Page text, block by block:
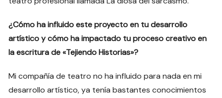
¿Cómo ha influido este proyecto en tu desarrollo
artístico y cómo ha impactado tu proceso creativo en
la escritura de «Tejiendo Historias»?
Mi compañía de teatro no ha influido para nada en mi
desarrollo artístico, ya tenía bastantes conocimientos